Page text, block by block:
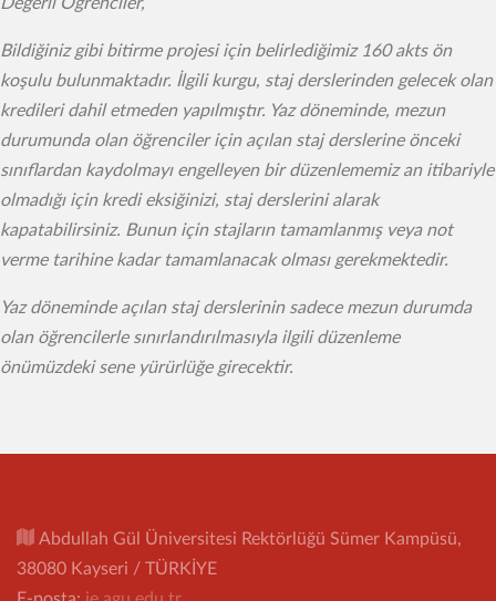
Bildiğiniz gibi bitirme projesi için belirlediğimiz 160 akts ön
koşulu bulunmaktadır. İlgili kurgu, staj derslerinden gelecek olan
kredileri dahil etmeden yapılmıştır. Yaz döneminde, mezun
durumunda olan öğrenciler için açılan staj derslerine önceki
sınıflardan kaydolmayı engelleyen bir düzenlememiz an itibariyle
olmadığı için kredi eksiğinizi, staj derslerini alarak
kapatabilirsiniz. Bunun için stajların tamamlanmış veya not
verme tarihine kadar tamamlanacak olması gerekmektedir.
Yaz döneminde açılan staj derslerinin sadece mezun durumda
olan öğrencilerle sınırlandırılmasıyla ilgili düzenleme
önümüzdeki sene yürürlüğe girecektir.
Abdullah Gül Üniversitesi Rektörlüğü Sümer Kampüsü,
38080 Kayseri / TÜRKİYE